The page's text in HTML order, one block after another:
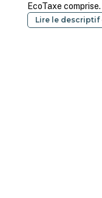
EcoTaxe comprise.
Lire le